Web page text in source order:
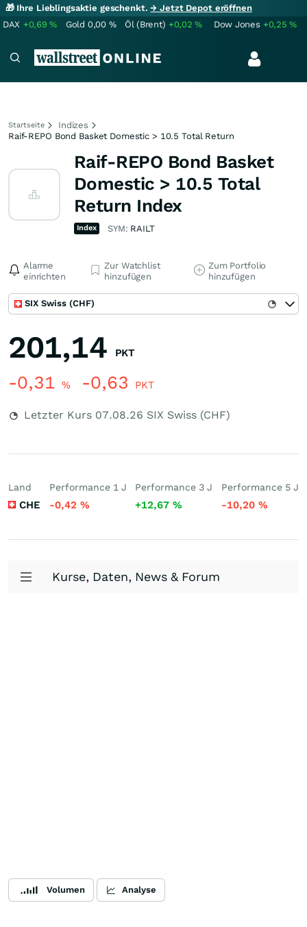
🎁 Ihre Lieblingsaktie geschenkt.→ Jetzt Depot eröffnen
DAX +0,69% Gold 0,00 % Öl (Brent) +0,02% Dow Jones +0,25%
Startseite
Indizes
Raif-REPO Bond Basket Domestic > 10.5 Total Return
Raif-REPO Bond Basket
Domestic > 10.5 Total
Return Index
Index SYM: RAILT
Alarme
einrichten
Zur Watchlist
hinzufügen
Zum Portfolio
hinzufügen
SIX Swiss (CHF)
201,14 PKT
-0,31 % -0,63 PKT
Letzter Kurs 07.08.26 SIX Swiss (CHF)
Land
CHE
Performance 1 J
-0,42 %
Performance 3 J
+12,67%
Performance 5 J
-10,20 %
Kurse, Daten, News & Forum
Volumen Analyse